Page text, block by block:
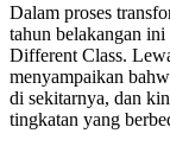
Dalam proses
tahun belakangan
Different Class.
menyampaikan
di sekitarnya, dan
tingkatan yang